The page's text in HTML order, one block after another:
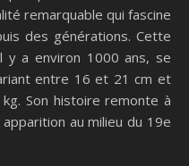
remarquable qui fascine
des générations. Cette
y a environ 1000 ans, se
entre 16 et 21 cm et
Son histoire remonte à
au milieu du 19e